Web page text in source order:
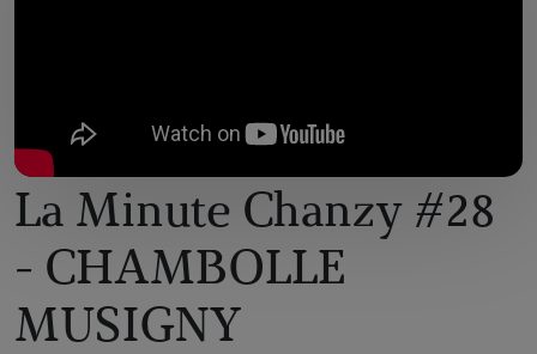
La Minute Chanzy #28
- CHAMBOLLE
MUSIGNY